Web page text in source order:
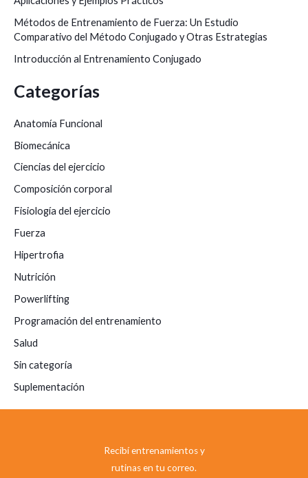
r
:Métodos de Entrenamiento de Fuerza: Un Estudio
Comparativo del Método Conjugado y Otras Estrategias
Introducción al Entrenamiento Conjugado
Categorías
Anatomía Funcional
Biomecánica
Ciencias del ejercicio
Composición corporal
Fisiología del ejercicio
Fuerza
Hipertrofia
Nutrición
Powerlifting
Programación del entrenamiento
Salud
Sin categoría
Suplementación
Recibí entrenamientos y
rutinas en tu correo.